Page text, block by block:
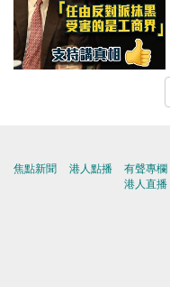
焦點新聞 港人點播
有聲專欄
港人直播